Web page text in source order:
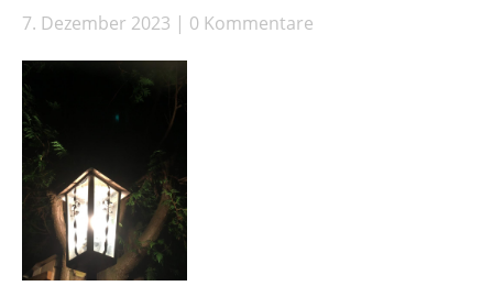
7. Dezember 2023 0 Kommentare